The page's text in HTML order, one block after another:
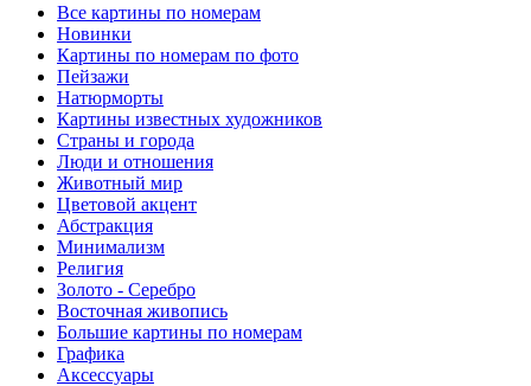
Все картины по номерам
Новинки
Картины по номерам по фото
Пейзажи
Натюрморты
Картины известных художников
Страны и города
Люди и отношения
Животный мир
Цветовой акцент
Абстракция
Минимализм
Религия
Золото - Серебро
Восточная живопись
Большие картины по номерам
Графика
Аксессуары